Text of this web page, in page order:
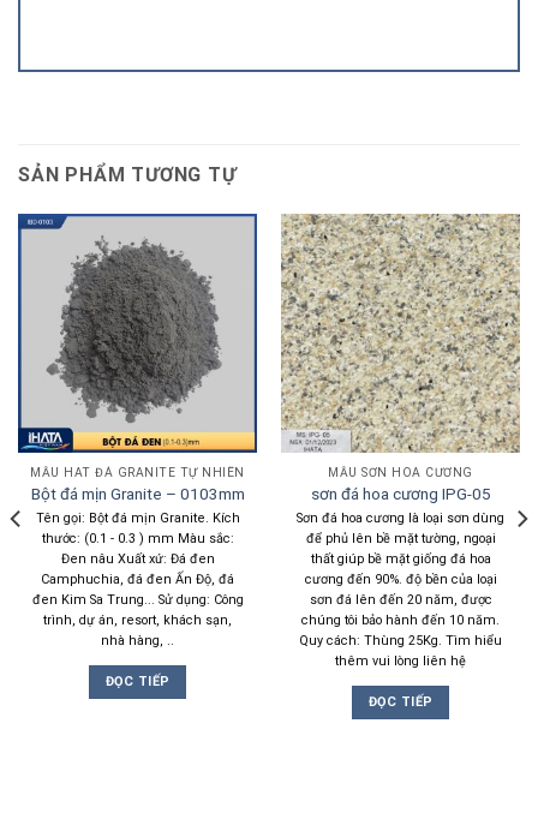
SẢN PHẨM TƯƠNG TỰ
MẪU HAT ĐÁ GRANITE TỰ NHIÊN
Bột đá mịn Granite – 0103mm
Tên gọi: Bột đá mịn Granite. Kích
thước: (0.1 - 0.3 ) mm Màu sắc:
Đen nâu Xuất xứ: Đá đen
Camphuchia, đá đen Ấn Độ, đá
đen Kim Sa Trung... Sử dụng: Công
trình, dự án, resort, khách sạn,
nhà hàng, ..
ĐỌC TIẾP
MẪU SƠN HOA CƯƠNG
sơn đá hoa cương IPG-05
Sơn đá hoa cương là loại sơn dùng
để phủ lên bề mặt tường, ngoại
thất giúp bề mặt giống đá hoa
cương đến 90%. độ bền của loại
sơn đá lên đến 20 năm, được
chúng tôi bảo hành đến 10 năm.
Quy cách: Thùng 25Kg. Tìm hiểu
thêm vui lòng liên hệ
ĐỌC TIẾP